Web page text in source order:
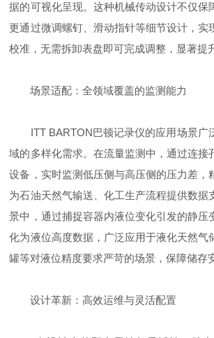
据的可视化呈现。这种机械传动设计不仅保
更通过微调螺钉、滑动指针等细节设计，实
校准，无需拆卸表盘即可完成调整，显著提
场景适配：全领域覆盖的监测能力
ITT BARTON巴顿记录仪的应用场景广
域的多样化需求。在流量监测中，通过连接
设备，实时监测低压侧与高压侧的压力差，
为石油天然气输送、化工生产流程提供数据
景中，通过捕捉容器内液位变化引发的静压
化为液位高度数据，广泛应用于液化天然气
罐等对液位精度要求严苛的场景，保障储存
设计革新：高效运维与灵活配置